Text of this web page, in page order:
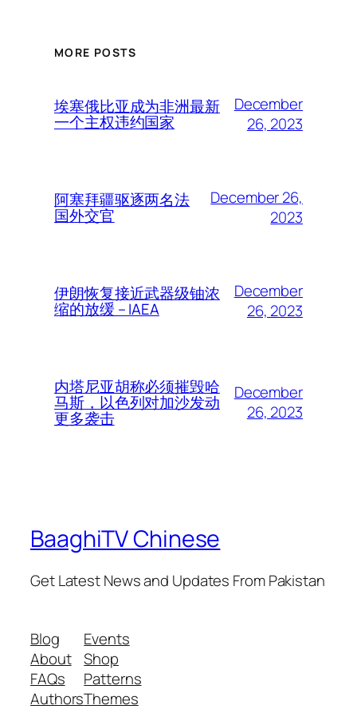
MORE POSTS
埃塞俄比亚成为非洲最新
一个主权违约国家
December
26, 2023
阿塞拜疆驱逐两名法
国外交官
December 26,
2023
伊朗恢复接近武器级铀浓
缩的放缓 – IAEA
December
26, 2023
内塔尼亚胡称必须摧毁哈
马斯，以色列对加沙发动
更多袭击
December
26, 2023
BaaghiTV Chinese
Get Latest News and Updates From Pakistan
Blog
About
FAQs
Authors
Events
Shop
Patterns
Themes